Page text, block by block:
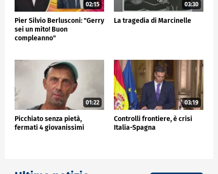
02:15
Pier Silvio Berlusconi: "Gerry
sei un mito! Buon
compleanno"
03:30
La tragedia di Marcinelle
01:22
Picchiato senza pietà,
fermati 4 giovanissimi
03:19
Controlli frontiere, è crisi
Italia-Spagna